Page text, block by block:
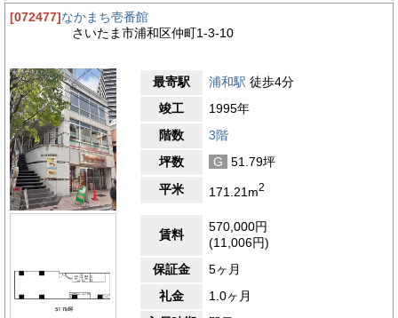
[072477]なかまち壱番館
さいたま市浦和区仲町1-3-10
最寄駅 浦和駅 徒歩4分
竣工
1995年
階数
3階
坪数
G
51.79坪
平米
171.21m2
賃料
570,000円
(11,006円)
保証金
5ヶ月
礼金
1.0ヶ月